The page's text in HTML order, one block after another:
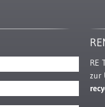
RE
zur